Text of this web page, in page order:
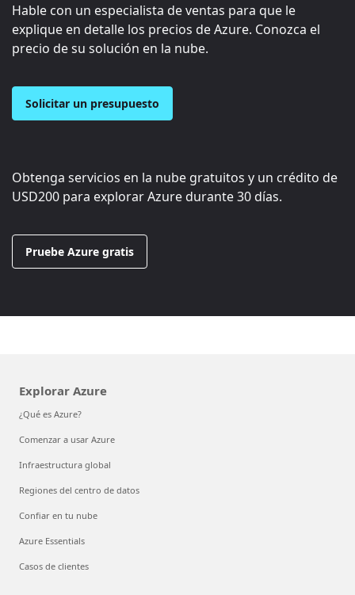
Hable con un especialista de ventas para que le
explique en detalle los precios de Azure. Conozca el
precio de su solución en la nube.
Solicitar un presupuesto
Obtenga servicios en la nube gratuitos y un crédito de
USD200 para explorar Azure durante 30 días.
Pruebe Azure gratis
Explorar Azure
¿Qué es Azure?
Comenzar a usar Azure
Infraestructura global
Regiones del centro de datos
Confiar en tu nube
Azure Essentials
Casos de clientes